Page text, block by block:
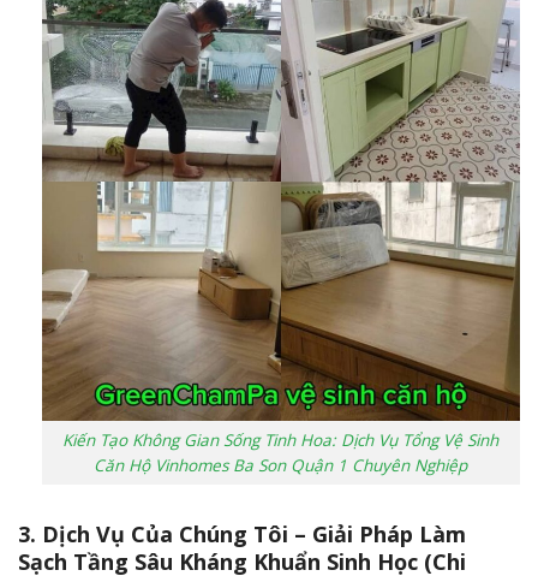
Kiến Tạo Không Gian Sống Tinh Hoa: Dịch Vụ Tổng Vệ Sinh
Căn Hộ Vinhomes Ba Son Quận 1 Chuyên Nghiệp
3. Dịch Vụ Của Chúng Tôi – Giải Pháp Làm
Sạch Tầng Sâu Kháng Khuẩn Sinh Học (Chi